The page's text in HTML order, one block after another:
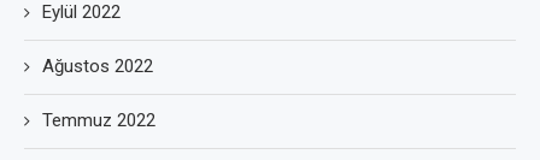
Eylül 2022
Ağustos 2022
Temmuz 2022